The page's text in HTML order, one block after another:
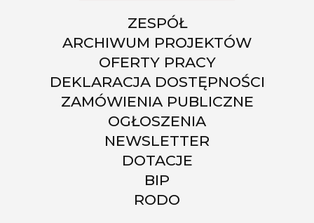
ZESPÓŁ
ARCHIWUM PROJEKTÓW
OFERTY PRACY
DEKLARACJA DOSTĘPNOŚCI
ZAMÓWIENIA PUBLICZNE
OGŁOSZENIA
NEWSLETTER
DOTACJE
BIP
RODO